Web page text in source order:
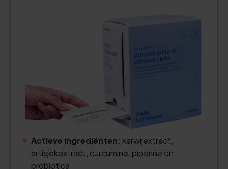
Actieve ingrediënten: karwijextract,
artisjokextract, curcumine, piperine en
probiotica